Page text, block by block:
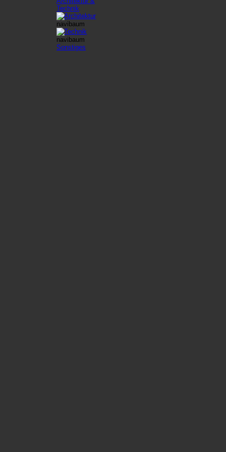
Technik
Architektur
Technik
Sonstiges